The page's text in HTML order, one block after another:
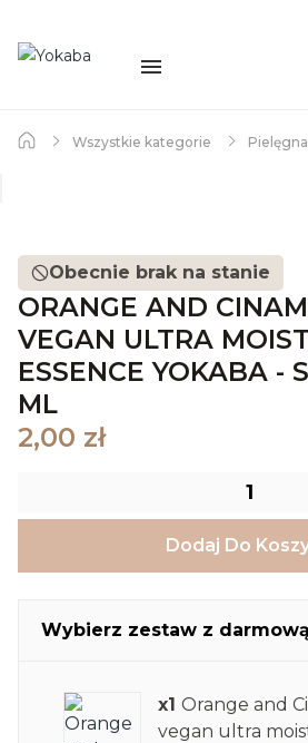
Wszystkie kategorie
Obecnie brak na stanie
ORANGE AND
VEGAN ULTRA
ESSENCE YOKABA -
ML
2,00 zł
Dodaj Do
Wybierz zestaw z
x1 Orange and
vegan ultra